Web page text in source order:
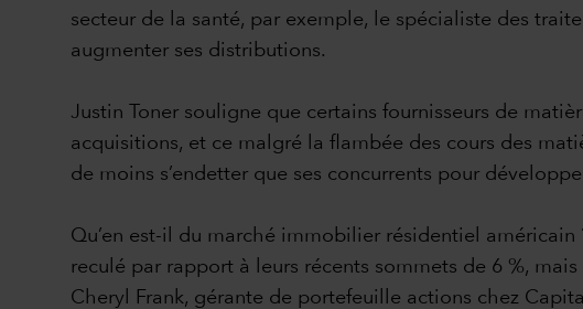
secteur de la santé, par exemple, le spécialiste des
augmenter ses distributions.
Justin Toner souligne que certains fournisseurs de
acquisitions, et ce malgré la flambée des cours des
de moins s’endetter que ses concurrents pour
Qu’en est-il du marché immobilier résidentiel
reculé par rapport à leurs récents sommets de 6 %,
Cheryl Frank, gérante de portefeuille actions chez